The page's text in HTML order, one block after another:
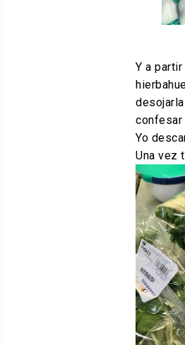
Y a
confesar
Yo
Una vez